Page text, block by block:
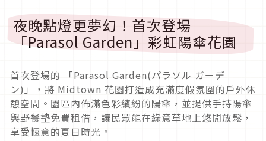
夜晚點燈更夢幻！首次登場
「Parasol Garden」彩虹陽傘花園
首次登場的 「Parasol Garden(パラソル ガーデ
ン)」，將 Midtown 花園打造成充滿度假氛圍的戶外休
憩空間。園區內佈滿色彩繽紛的陽傘，並提供手持陽傘
與野餐墊免費租借，讓民眾能在綠意草地上悠閒放鬆，
享受愜意的夏日時光。